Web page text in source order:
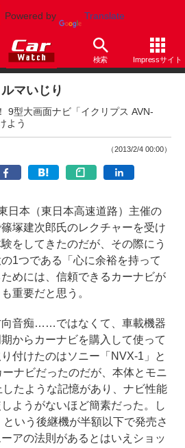
Powered by Translate
検索 Impressサイト
マいじり
9型大画面ナビ「イクリプス AVN-
よう
（2013/2/4 00:00）
日本（東日本高速道路）主催の
塚建次郎氏のレクチャーを受け
をしてきたのだが、その際にう
1つである「心に余裕を持って
めには、信頼できるカーナビが
重要だと思う。
音痴……ではなくて、車載機器
からカーナビを購入して使って
付けたのはソニー「NVX-1」と
ナビだったのだが、本体とモニ
たような記憶があり、ナビ性能
ようがないほど簡素だった。し
いう後継機が半額以下で発売さ
アの法則があるとはいえショッ